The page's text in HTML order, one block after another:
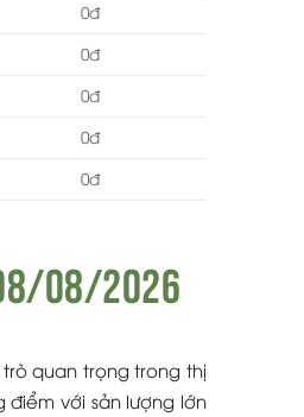
0đ
0đ
0đ
0đ
0đ
08/2026
quan trọng trong thị
điểm với sản lượng lớn